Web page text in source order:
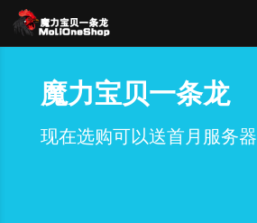
魔力宝贝一条龙
现在选购可以送首月服务器